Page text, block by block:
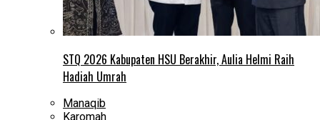
STQ 2026 Kabupaten HSU Berakhir, Aulia Helmi Raih
Hadiah Umrah
Manaqib
Karomah